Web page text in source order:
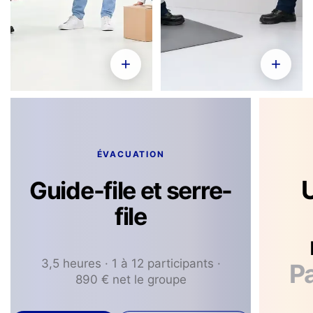
+ +
ÉVACUATION
Guide-file et serre-
file
3,5 heures · 1 à 12 participants ·
890 € net le groupe